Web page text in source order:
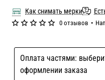
Как снимать мерки
Оплата частями:
оформлении заказа
0 отзывов •